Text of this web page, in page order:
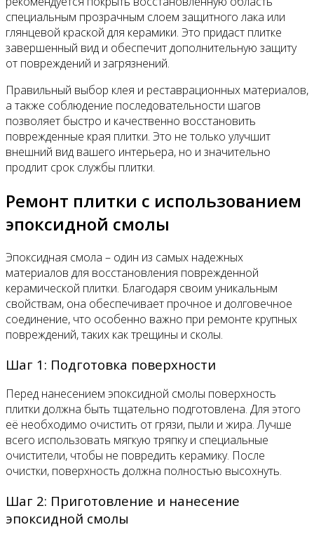
специальным прозрачным слоем защитного лака или
глянцевой краской для керамики. Это придаст плитке
завершенный вид и обеспечит дополнительную защиту
от повреждений и загрязнений.
Правильный выбор клея и реставрационных материалов,
а также соблюдение последовательности шагов
позволяет быстро и качественно восстановить
поврежденные края плитки. Это не только улучшит
внешний вид вашего интерьера, но и значительно
продлит срок службы плитки.
Ремонт плитки с использованием
эпоксидной смолы
Эпоксидная смола – один из самых надежных
материалов для восстановления поврежденной
керамической плитки. Благодаря своим уникальным
свойствам, она обеспечивает прочное и долговечное
соединение, что особенно важно при ремонте крупных
повреждений, таких как трещины и сколы.
Шаг 1: Подготовка поверхности
Перед нанесением эпоксидной смолы поверхность
плитки должна быть тщательно подготовлена. Для этого
её необходимо очистить от грязи, пыли и жира. Лучше
всего использовать мягкую тряпку и специальные
очистители, чтобы не повредить керамику. После
очистки, поверхность должна полностью высохнуть.
Шаг 2: Приготовление и нанесение
эпоксидной смолы